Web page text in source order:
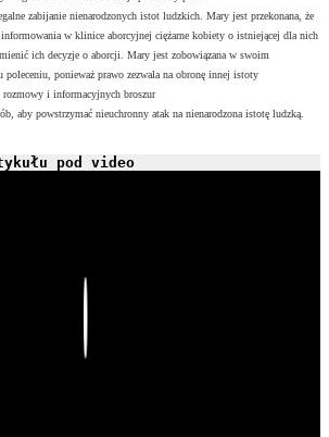
zabijanie nienarodzonych istot ludzkich. Mary jest przekonana, że
w klinice aborcyjnej ciężarne kobiety o istniejącej dla nich
ich decyzje o aborcji. Mary jest zobowiązana w swoim
poleceniu, ponieważ prawo zezwala na obronę innej istoty
i informacyjnych broszur
aby powstrzymać nieuchronny atak na nienarodzona istotę ludzką.
pod video